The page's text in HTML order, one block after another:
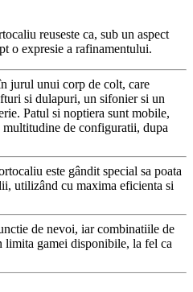
reuseste ca, sub un aspect
o expresie a rafinamentului.
jurul unui corp de colt, care
si dulapuri, un sifonier si un
Patul si noptiera sunt mobile,
de configuratii, dupa
este gândit special sa poata
utilizând cu maxima eficienta si
de nevoi, iar combinatiile de
limita gamei disponibile, la fel ca